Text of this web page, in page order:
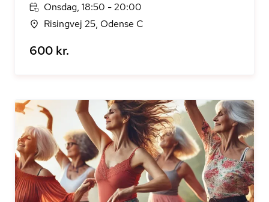
Onsdag, 18:50 - 20:00
Risingvej 25, Odense C
600 kr.